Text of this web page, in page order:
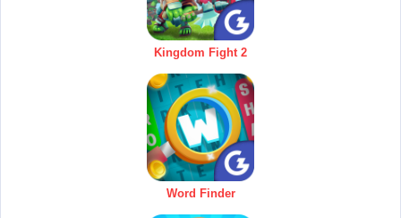
Kingdom Fight 2
Word Finder